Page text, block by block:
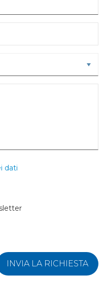
dati
INVIA LA RICHIESTA